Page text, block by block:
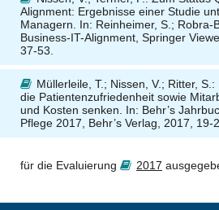
Alignment: Ergebnisse einer Studie
Managern. In: Reinheimer, S.; Robra-
Business-IT-Alignment, Springer
37-53.
Müllerleile, T.; Nissen, V.; Ritter, S. :
die Patientenzufriedenheit sowie
und Kosten senken. In: Behr’s
Pflege 2017, Behr’s Verlag, 2017, 19-
für die Evaluierung 2017